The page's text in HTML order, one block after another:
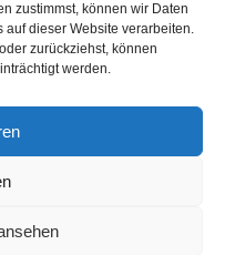
zustimmst, können wir Daten
dieser Website verarbeiten.
zurückziehst, können
werden.